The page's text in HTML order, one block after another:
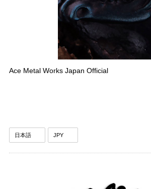
Ace Metal Works Japan Official